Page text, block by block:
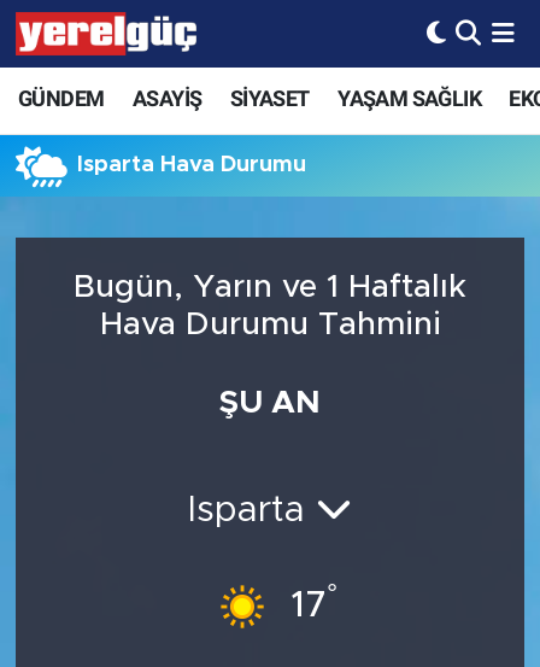
GÜNDEM ASAYİŞ SİYASET YAŞAM SAĞLIK
Isparta Hava Durumu
Bugün, Yarın ve 1 Haftalık
Hava Durumu Tahmini
ŞU AN
Isparta
17°